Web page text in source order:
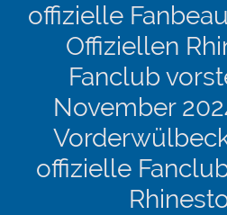
offizielle
Offiziellen
Fanclub
November
offizielle